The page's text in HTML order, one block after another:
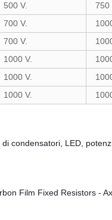
500 V.
750
700 V.
700 V.
1000 V.
1000 V.
1000 V.
condensatori, LED,